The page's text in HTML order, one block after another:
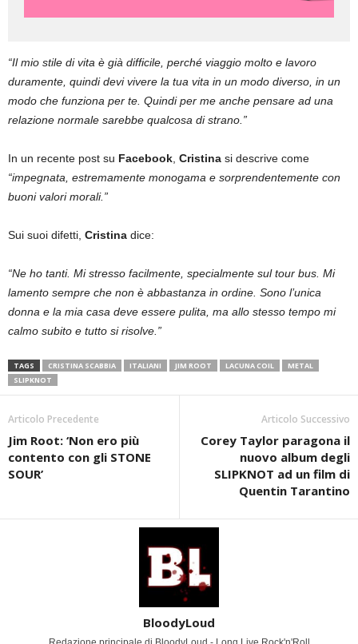
“Il mio stile di vita è già difficile, perché viaggio molto e lavoro
duramente, quindi devi vivere la tua vita in un modo diverso, in un
modo che funziona per te. Quindi per me anche pensare ad una
relazione normale sarebbe qualcosa di strano.”
In un recente post su Facebook Cristina si descrive come
“impegnata, estremamente monogama e sorprendentemente con
buoni valori morali.”
Sui suoi difetti, Cristina dice:
“Ne ho tanti. Mi stresso facilmente, specialmente sul tour bus. Mi
lamento sempre che non è abbastanza in ordine. Sono l’unica
donna e la mia casa deve essere pulita, ma allo stesso tempo mi
calmo subito e tutto si risolve.”
TAGS CRISTINA SCABBIA ITALIANI JIM ROOT LACUNA COIL
METAL
SLIPKNOT
Articolo Precedente
Jim Root: ‘Non ero più
contento con gli STONE
SOUR’
Articolo Successivo
Corey Taylor paragona il
nuovo album degli
SLIPKNOT ad un film di
Quentin Tarantino
BloodyLoud